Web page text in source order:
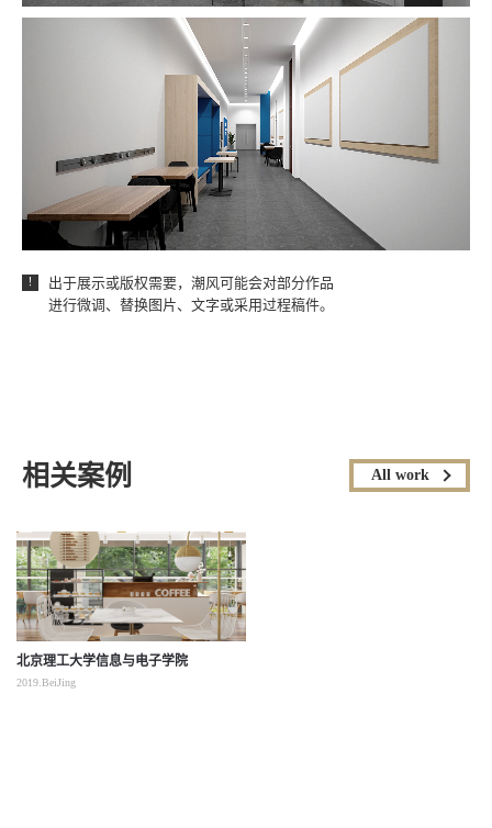
！
出于展示或版权需要，潮风可能会对部分作品
进行微调、替换图片、文字或采用过程稿件。
相关案例 All work
北京理工大学信息与电子学院
2019.BeiJing